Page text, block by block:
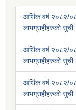
आर्थिक वर्ष २०८२/
लाभग्राहीहरुको सुची
आर्थिक वर्ष २०८२/
लाभग्राहीहरुको सुची
आर्थिक वर्ष २०८२/
लाभग्राहीहरुको सुची